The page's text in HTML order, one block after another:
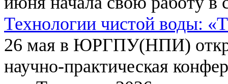
Технологии чистой воды:
26 мая в ЮРГПУ(НПИ)
научно-практическая